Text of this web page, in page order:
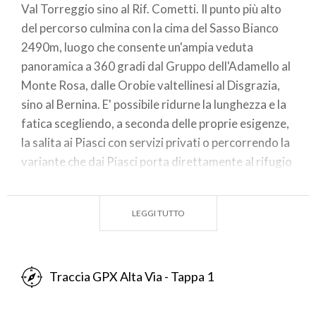
Val Torreggio sino al Rif. Cometti. Il punto più alto
del percorso culmina con la cima del Sasso Bianco
2490m, luogo che consente un'ampia veduta
panoramica a 360 gradi dal Gruppo dell'Adamello al
Monte Rosa, dalle Orobie valtellinesi al Disgrazia,
sino al Bernina. E' possibile ridurne la lunghezza e la
fatica scegliendo, a seconda delle proprie esigenze,
la salita ai Piasci con servizi privati o percorrendo la
variante che dai Piasci porta direttamente al rifugio
Aroglio superiore alla chiesa che si affaccia alla
Piasci è transitabile, previo acquisto di permesso nel
centro del comune di Torre di Santa Maria al prezzo
LEGGI TUTTO
Traccia GPX Alta Via - Tappa 1